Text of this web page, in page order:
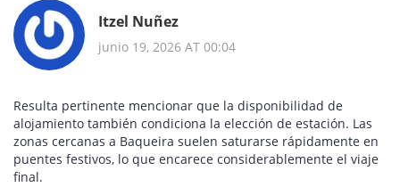
Itzel Nuñez
junio 19, 2026 AT 00:04
Resulta pertinente mencionar que la disponibilidad de
alojamiento también condiciona la elección de estación. Las
zonas cercanas a Baqueira suelen saturarse rápidamente en
puentes festivos, lo que encarece considerablemente el viaje
final.